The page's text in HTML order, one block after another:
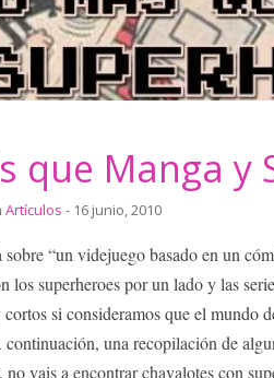
que Manga y
Artículos - 16 junio, 2010
“un videjuego basado en un
los superheroes por un lado y las
si consideramos que el mundo
continuación, una recopilación de
vais a encontrar chavalotes con